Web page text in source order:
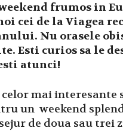
frumos in
cei de la Viagea
Nu orasele
Esti curios sa le
atunci!
mai interesante
un weekend
de doua sau trei